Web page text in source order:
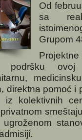
Od
sa
Grupom
podršku ovoj
direktna pomoć i
iz kolektivnih